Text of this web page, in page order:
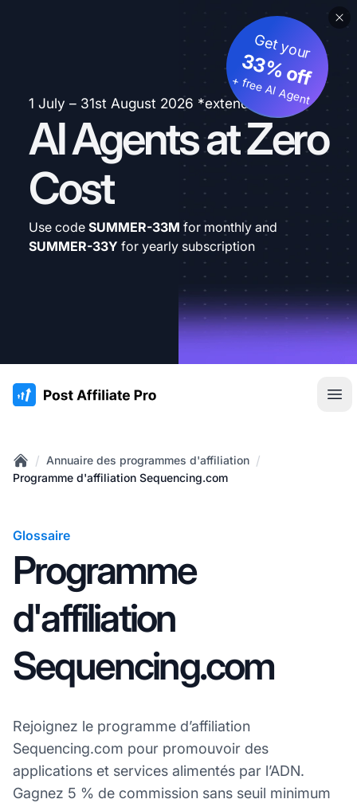
1 July – 31st August 2026 *extended
AI Agents at Zero
Cost
Get your
33% off
+ free AI Agent
Use code SUMMER-33M for monthly and
SUMMER-33Y for yearly subscription
:site.title
Home
/ Annuaire des programmes d'affiliation /
Programme d'affiliation Sequencing.com
Glossaire
Programme
d'affiliation
Sequencing.com
Rejoignez le programme d’affiliation
Sequencing.com pour promouvoir des
applications et services alimentés par l’ADN.
Gagnez 5 % de commission sans seuil minimum